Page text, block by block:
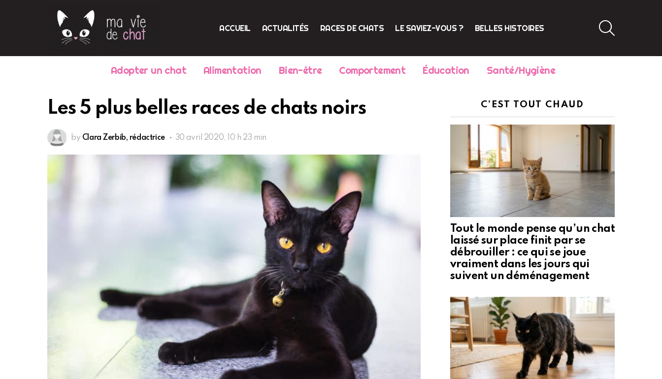
ACCUEIL ACTUALITÉS RACES DE CHATS LE SAVIEZ-VOUS ? BELLES HISTOIRES
Adopter un chat Alimentation Bien-être Comportement Éducation Santé/Hygiène
Les 5 plus belles races de chats noirs
by Clara Zerbib, rédactrice 30 avril 2020, 10 h 23 min
C’EST TOUT CHAUD
Tout le monde pense qu’un chat
laissé sur place finit par se
débrouiller : ce qui se joue
vraiment dans les jours qui
suivent un déménagement